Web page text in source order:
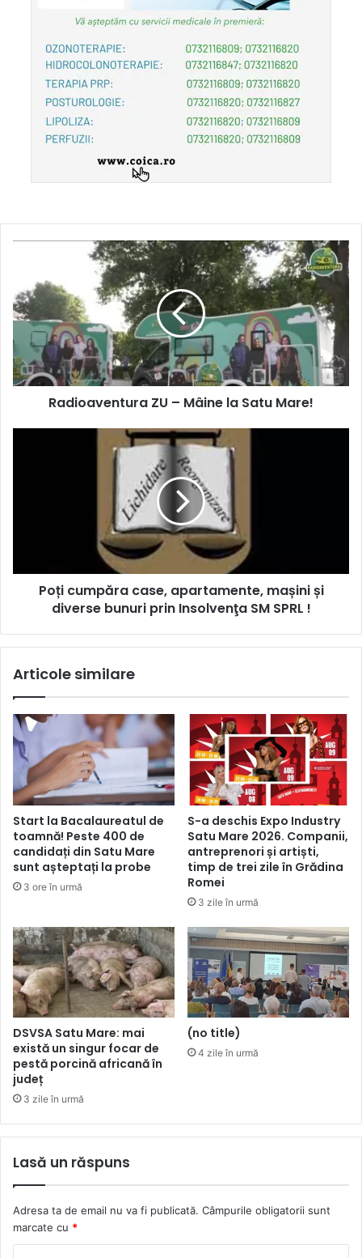
Radioaventura ZU – Mâine la Satu Mare!
Poți cumpăra case, apartamente, mașini și
diverse bunuri prin Insolvenţa SM SPRL !
Articole similare
Start la Bacalaureatul de
toamnă! Peste 400 de
candidați din Satu Mare
sunt așteptați la probe
3 ore în urmă
S-a deschis Expo Industry
Satu Mare 2026. Companii,
antreprenori și artiști,
timp de trei zile în Grădina
Romei
3 zile în urmă
DSVSA Satu Mare: mai
există un singur focar de
pestă porcină africană în
județ
3 zile în urmă
(no title)
4 zile în urmă
Lasă un răspuns
Adresa ta de email nu va fi publicată. Câmpurile obligatorii sunt
marcate cu *